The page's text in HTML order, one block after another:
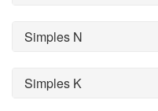
Simples N
Simples K